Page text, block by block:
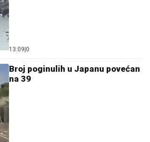
13:09|0
Broj poginulih u Japanu povećan
na 39